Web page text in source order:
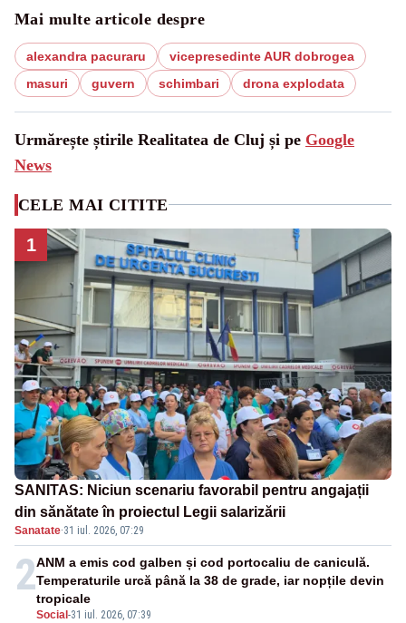
Mai multe articole despre
alexandra pacuraru
vicepresedinte AUR dobrogea
masuri
guvern schimbari drona explodata
Urmărește știrile Realitatea de Cluj și pe Google
News
CELE MAI CITITE
1
SANITAS: Niciun scenariu favorabil pentru angajații
din sănătate în proiectul Legii salarizării
Sanatate·31 iul. 2026, 07:29
2
Social -31 iul. 2026, 07:39
ANM a emis cod galben și cod portocaliu de caniculă.
Temperaturile urcă până la 38 de grade, iar nopțile devin
tropicale